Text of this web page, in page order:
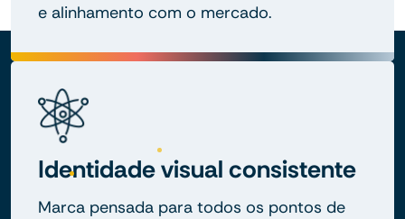
e alinhamento com o mercado.
Identidade visual consistente
Marca pensada para todos os pontos de